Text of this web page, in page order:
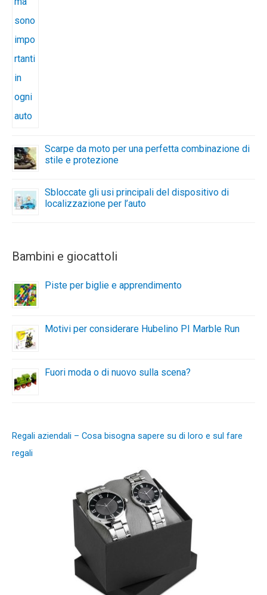
Scarpe da moto per una perfetta combinazione di
stile e protezione
Sbloccate gli usi principali del dispositivo di
localizzazione per l’auto
Bambini e giocattoli
Piste per biglie e apprendimento
Motivi per considerare Hubelino PI Marble Run
Fuori moda o di nuovo sulla scena?
Regali aziendali – Cosa bisogna sapere su di loro e sul fare
regali